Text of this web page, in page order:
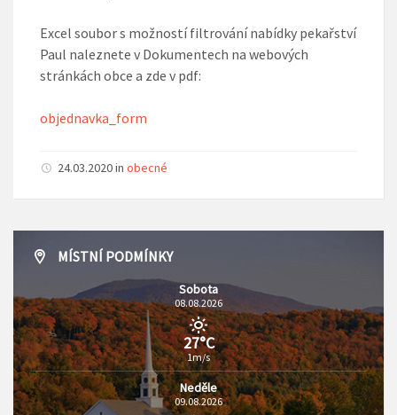
Excel soubor s možností filtrování nabídky pekařství
Paul naleznete v Dokumentech na webových
stránkách obce a zde v pdf:
objednavka_form
24.03.2020 in obecné
MÍSTNÍ PODMÍNKY
Sobota
08.08.2026
27°C
1m/s
Neděle
09.08.2026